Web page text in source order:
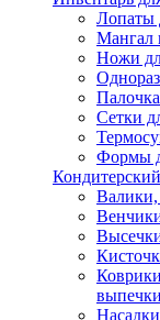
Лопаты
Мангал
Ножи
Сетки
Формы
Валики,
выпечки